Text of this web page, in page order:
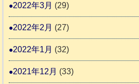
2022年3月 (29)
2022年2月 (27)
2022年1月 (32)
2021年12月 (33)